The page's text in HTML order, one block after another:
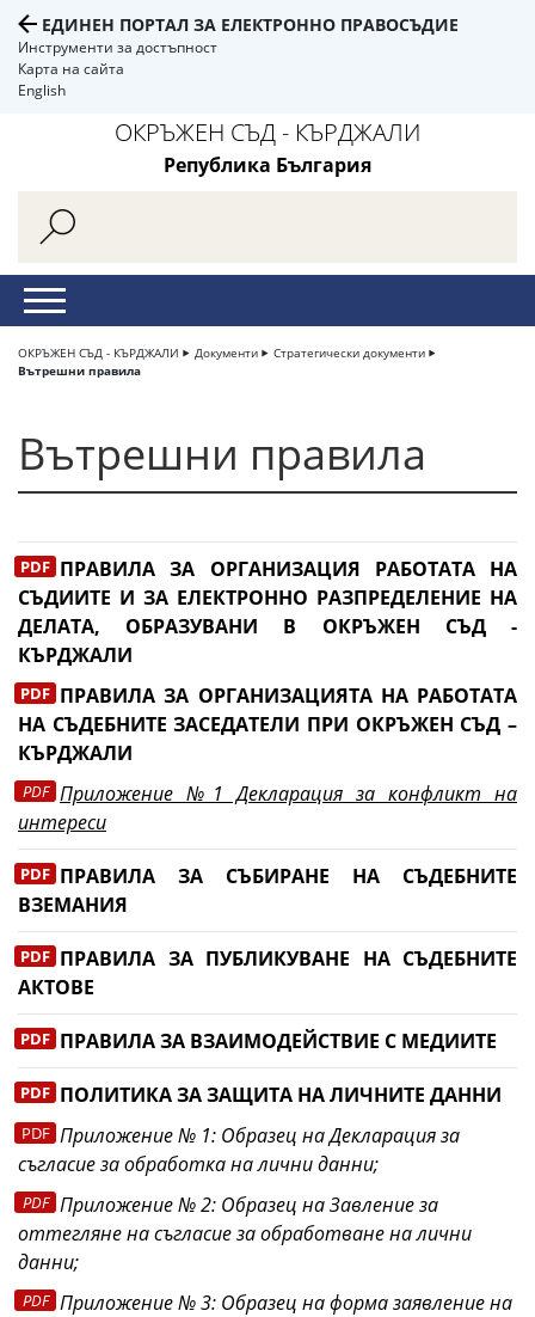
ЕДИНЕН ПОРТАЛ ЗА ЕЛЕКТРОННО ПРАВОСЪДИЕ
Инструменти за достъпност
Карта на сайта
English
ОКРЪЖЕН СЪД - КЪРДЖАЛИ
Република България
ОКРЪЖЕН СЪД - КЪРДЖАЛИ Документи
Стратегически документи
Вътрешни правила
Вътрешни правила
ПРАВИЛА ЗА ОРГАНИЗАЦИЯ РАБОТАТА НА
СЪДИИТЕ И ЗА ЕЛЕКТРОННО РАЗПРЕДЕЛЕНИЕ НА
ДЕЛАТА, ОБРАЗУВАНИ В ОКРЪЖЕН СЪД -
КЪРДЖАЛИ
ПРАВИЛА ЗА ОРГАНИЗАЦИЯТА НА РАБОТАТА
НА СЪДЕБНИТЕ ЗАСЕДАТЕЛИ ПРИ ОКРЪЖЕН СЪД –
КЪРДЖАЛИ
Приложение №1 Декларация за конфликт на
интереси
ПРАВИЛА ЗА СЪБИРАНЕ НА СЪДЕБНИТЕ
ВЗЕМАНИЯ
ПРАВИЛА ЗА ПУБЛИКУВАНЕ НА СЪДЕБНИТЕ
АКТОВЕ
ПРАВИЛА ЗА ВЗАИМОДЕЙСТВИЕ С МЕДИИТЕ
ПОЛИТИКА ЗА ЗАЩИТА НА ЛИЧНИТЕ ДАННИ
Приложение № 1: Образец на Декларация за
съгласие за обработка на лични данни;
Приложение № 2: Образец на Завление за
оттегляне на съгласие за обработване на лични
данни;
Приложение № 3: Образец на форма заявление на